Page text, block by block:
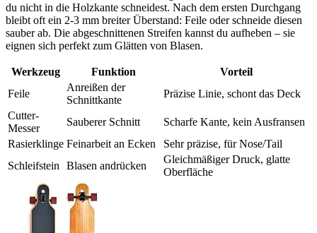
du nicht in die Holzkante schneidest. Nach dem ersten Durchgang
bleibt oft ein 2-3 mm breiter Überstand: Feile oder schneide diesen
sauber ab. Die abgeschnittenen Streifen kannst du aufheben – sie
eignen sich perfekt zum Glätten von Blasen.
Werkzeug Funktion
Vorteil
Feile
Anreißen der
Schnittkante
Präzise Linie, schont das Deck
Cutter-
Messer
Sauberer Schnitt
Scharfe Kante, kein Ausfransen
Rasierklinge Feinarbeit an Ecken
Sehr präzise, für Nose/Tail
Schleifstein
Blasen andrücken
Gleichmäßiger Druck, glatte
Oberfläche